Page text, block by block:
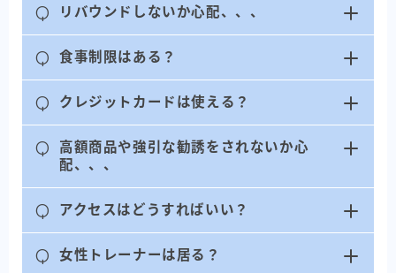
Q リバウンドしないか心配、、、
Q 食事制限はある？
Q クレジットカードは使える？
Q
高額商品や強引な勧誘をされないか心
配、、、
Q アクセスはどうすればいい？
Q 女性トレーナーは居る？